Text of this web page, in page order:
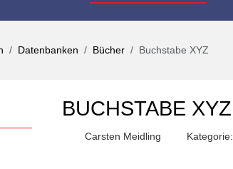
Datenbanken Bücher Buchstabe XYZ
BUCHSTABE XYZ
Carsten Meidling Kategorie: